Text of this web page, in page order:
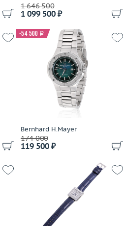
1 646 500
1 099 500 ₽
Bernhard H.Mayer
174 000
119 500 ₽
-54 500 i